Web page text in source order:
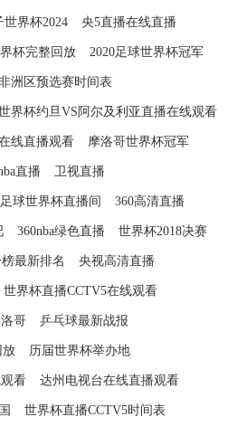
世界杯2024 央5直播在线直播
杯完整回放 2020足球世界杯冠军
洲区预选赛时间表
界杯约旦VS阿尔及利亚直播在线观看
线直播观看 摩洛哥世界杯冠军
直播 卫视直播
足球世界杯直播间 360高清直播
360nba绿色直播 世界杯2018决赛
最新排名 央视高清直播
世界杯直播CCTV5在线观看
哥 乒乓球最新战报
放 历届世界杯举办地
看 达州电视台在线直播观看
世界杯直播CCTV5时间表